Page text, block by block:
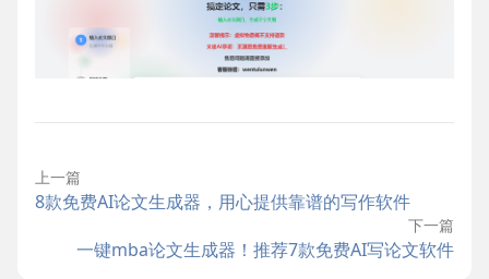
上一篇
8款免费AI论文生成器，用心提供靠谱的写作软件
下一篇
一键mba论文生成器！推荐7款免费AI写论文软件